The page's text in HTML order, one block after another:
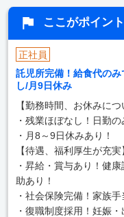
ここがポイント
正社員
託児所完備！給食代の
し/月9日休み
【勤務時間、お休みにつ
・残業ほぼなし！日勤の
・月8～9日休みあり！
【待遇、福利厚生が充実
・昇給・賞与あり！健
助あり！
・社会保険完備！家族手
・復職制度採用！妊娠